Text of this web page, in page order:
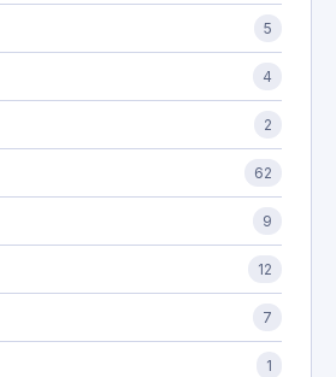
5
4
2
62
9
12
7
1